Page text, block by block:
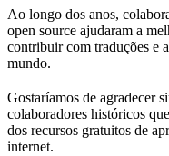
Ao longo dos anos,
open source ajudaram a
contribuir com traduções e
mundo.
Gostaríamos de agradecer
colaboradores históricos
dos recursos gratuitos de
internet.